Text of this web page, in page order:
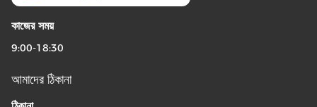
কাজের সময়
9:00-18:30
আমাদের ঠিকানা